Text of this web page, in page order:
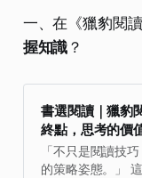
一、在《獵豹閱
握知識？
書選閱讀｜獵豹
終點，思考的價
「不只是閱讀技
的策略姿態。」